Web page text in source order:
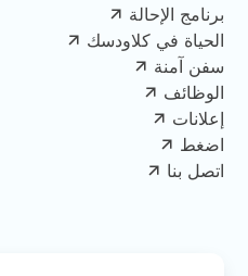
برنامج الإحالة
الحياة في كلاودسك
سفن آمنة
الوظائف
إعلانات
اضغط
اتصل بنا